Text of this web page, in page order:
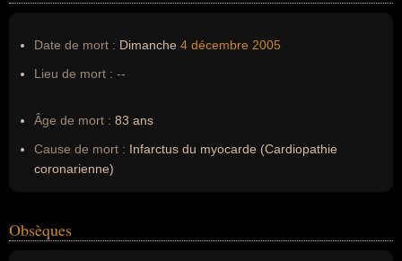
Date de mort : Dimanche 4 décembre 2005
Lieu de mort : --
Âge de mort : 83 ans
Cause de mort : Infarctus du myocarde (Cardiopathie
coronarienne)
Obsèques